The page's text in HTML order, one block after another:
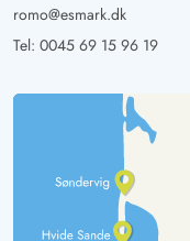
romo@esmark.dk
Tel: 0045 69 15 96 19